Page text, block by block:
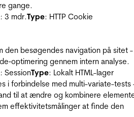
gange.
: 3 mdr.Type: HTTP Cookie
den besøgendes navigation på sitet -
gennem intern analyse.
: SessionType: Lokalt HTML-lager
i forbindelse med multi-variate-tests
til at ændre og kombinere
effektivitetsmålinger at finde den